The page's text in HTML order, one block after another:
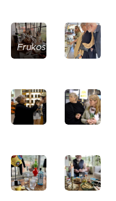
Frukostbuffé.